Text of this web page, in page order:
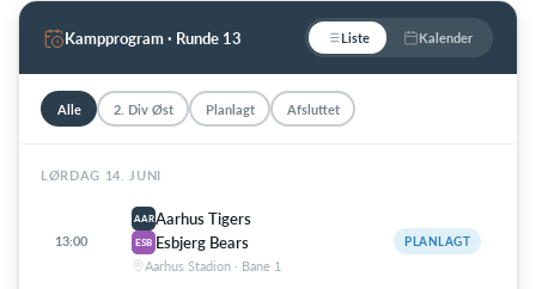
Kampprogram · Runde 13 Liste Kalender
Alle 2. Div Øst Planlagt Afsluttet
LØRDAG 14. JUNI
13:00
AARAarhus Tigers
ESB Esbjerg Bears
Aarhus Stadion · Bane 1
PLANLAGT